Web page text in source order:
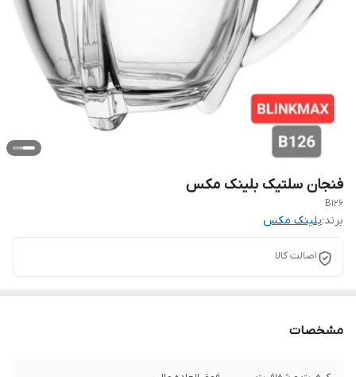
فنجان سلتیک بلینک مکس
B126
برند:بلینک مکس
اصالت کالا
مشخصات